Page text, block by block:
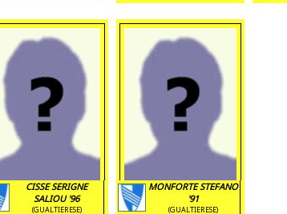
CISSE SERIGNE
SALIOU '96
(GUALTIERESE)
MONFORTE STEFANO
'91
(GUALTIERESE)